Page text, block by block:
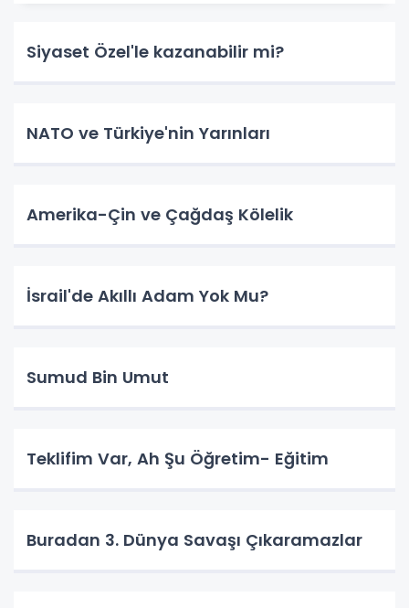
Siyaset Özel'le kazanabilir mi?
NATO ve Türkiye'nin Yarınları
Amerika-Çin ve Çağdaş Kölelik
İsrail'de Akıllı Adam Yok Mu?
Sumud Bin Umut
Teklifim Var, Ah Şu Öğretim- Eğitim
Buradan 3. Dünya Savaşı Çıkaramazlar